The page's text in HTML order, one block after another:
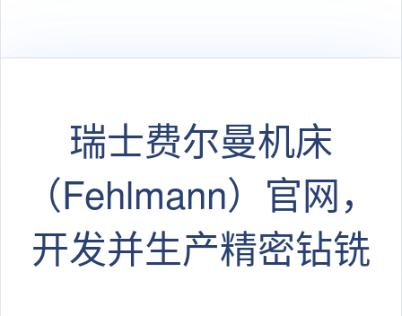
瑞士费尔曼机床
（Fehlmann）官网，
开发并生产精密钻铣